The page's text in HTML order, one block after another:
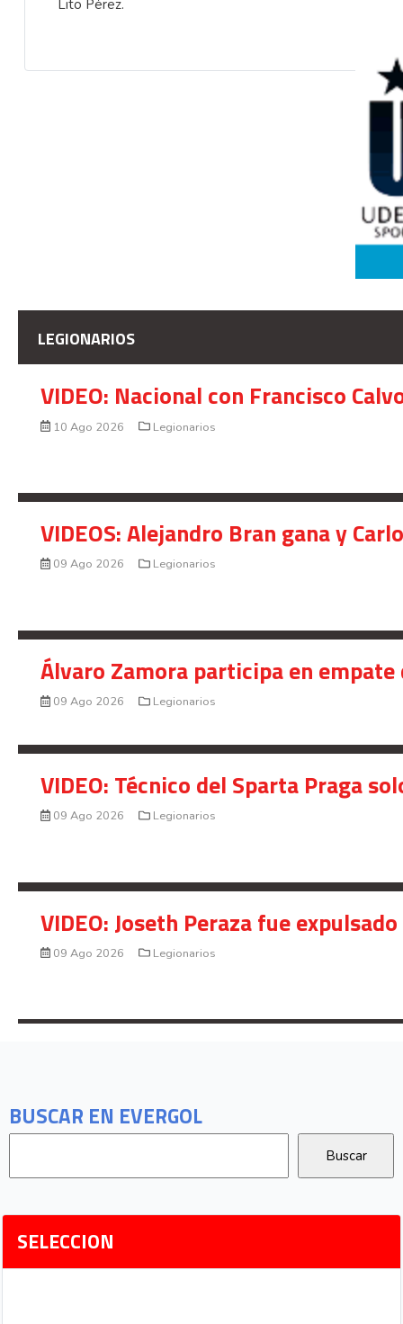
BUSCAR EN EVERGOL
SELECCION
Lito Pérez.
LEGIONARIOS
VIDEO: Nacional con Francisco
10 Ago 2026 Legionarios
VIDEOS: Alejandro Bran gana y
09 Ago 2026 Legionarios
Álvaro Zamora participa en
09 Ago 2026 Legionarios
VIDEO: Técnico del Sparta Praga
09 Ago 2026 Legionarios
VIDEO: Joseth Peraza fue
09 Ago 2026 Legionarios